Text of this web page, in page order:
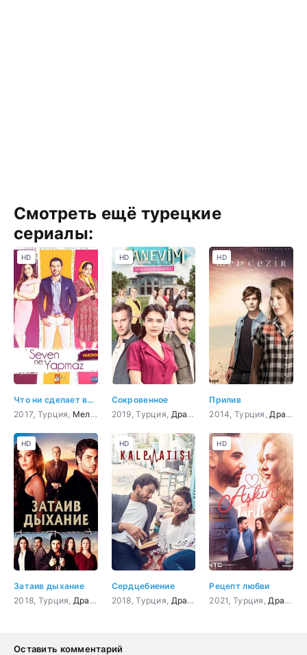
Смотреть ещё турецкие
сериалы:
Что ни сделает влюбленный
2017, Турция, Мелодрама ,Комедия
HD
Сокровенное
2019, Турция, Драма
HD
Прилив
2014, Турция, Драма
HD
Затаив дыхание
2018, Турция, Драма криминал,Боевик,Приключения
HD
Сердцебиение
2018, Турция, Драма Мелодрама
HD
Рецепт любви
2021, Турция, Драма
HD
Оставить комментарий